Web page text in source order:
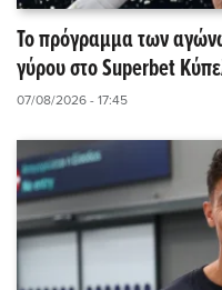
Το πρόγραμμα των
γύρου στο Superbet
07/08/2026 - 17:45